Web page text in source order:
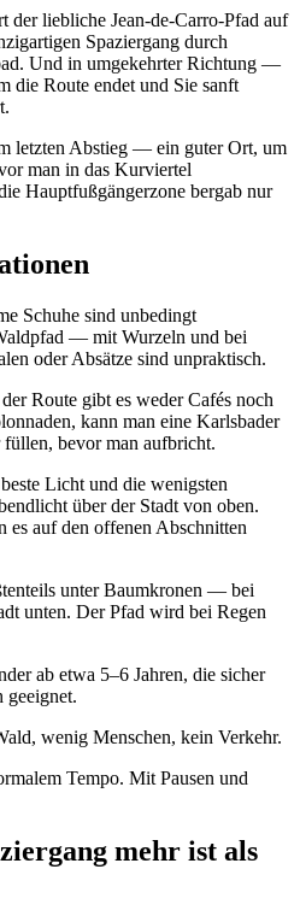
der liebliche Jean-de-Carro-Pfad auf
Spaziergang durch
Und in umgekehrter Richtung —
die Route endet und Sie sanft
letzten Abstieg — ein guter Ort, um
man in das Kurviertel
Hauptfußgängerzone bergab nur
Schuhe sind unbedingt
— mit Wurzeln und bei
oder Absätze sind unpraktisch.
Route gibt es weder Cafés noch
kann man eine Karlsbader
bevor man aufbricht.
Licht und die wenigsten
über der Stadt von oben.
es auf den offenen Abschnitten
unter Baumkronen — bei
unten. Der Pfad wird bei Regen
ab etwa 5–6 Jahren, die sicher
wenig Menschen, kein Verkehr.
Tempo. Mit Pausen und
mehr ist als